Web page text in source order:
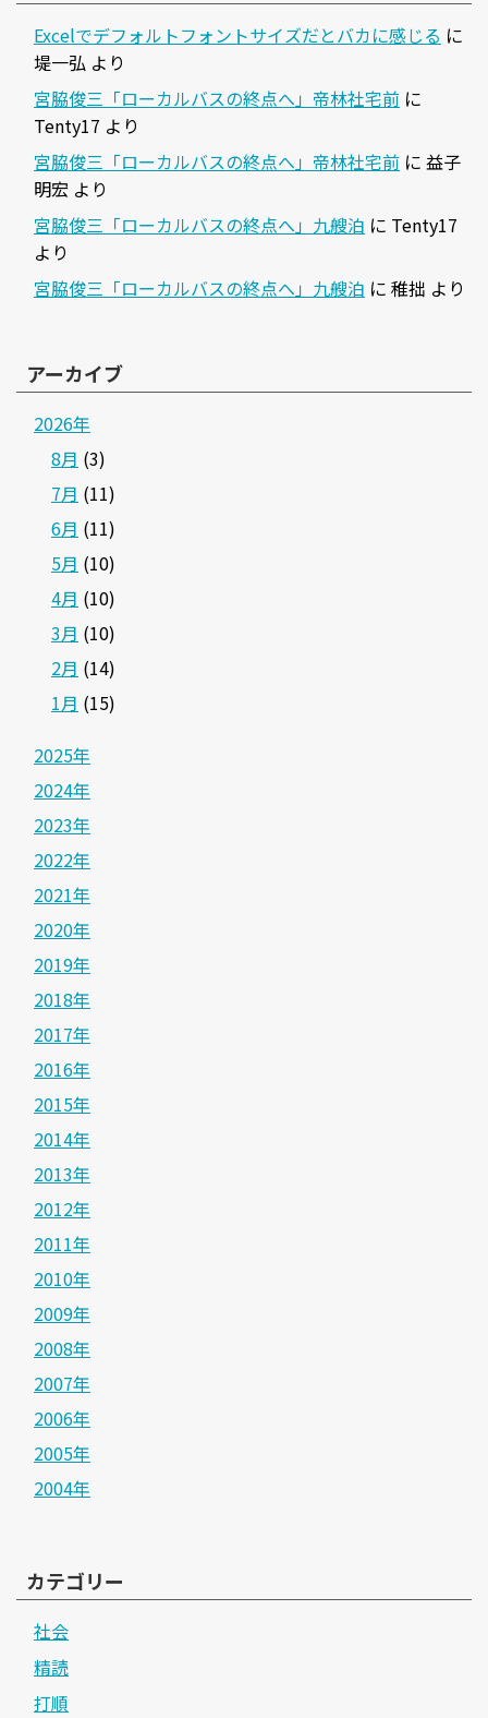
Excelでデフォルトフォントサイズだとバカに感じる に
堤一弘 より
宮脇俊三「ローカルバスの終点へ」帝林社宅前 に
Tenty17 より
宮脇俊三「ローカルバスの終点へ」帝林社宅前 に 益子
明宏 より
宮脇俊三「ローカルバスの終点へ」九艘泊 に Tenty17
より
宮脇俊三「ローカルバスの終点へ」九艘泊 に 稚拙 より
アーカイブ
2026年
8月 (3)
7月 (11)
6月 (11)
5月 (10)
4月 (10)
3月 (10)
2月 (14)
1月 (15)
2025年
2024年
2023年
2022年
2021年
2020年
2019年
2018年
2017年
2016年
2015年
2014年
2013年
2012年
2011年
2010年
2009年
2008年
2007年
2006年
2005年
2004年
カテゴリー
社会
精読
打順